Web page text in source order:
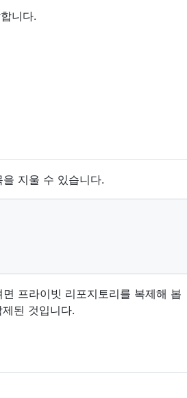
니다.
지울 수 있습니다.
프라이빗 리포지토리를 복제해 봅
된 것입니다.